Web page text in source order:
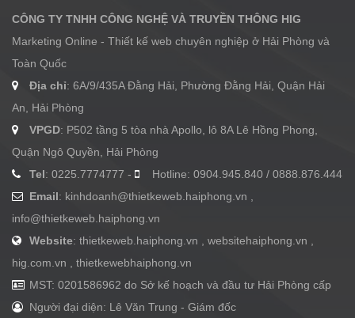
CÔNG TY TNHH CÔNG NGHỆ VÀ TRUYỀN THÔNG HIG
Marketing Online - Thiết kế web chuyên nghiệp ở Hải Phòng và
Toàn Quốc
Địa chỉ: 6A/9/435A Đằng Hải, Phường Đằng Hải, Quận Hải
An, Hải Phòng
VPGD: P502 tầng 5 tòa nhà Apollo, lô 8A Lê Hồng Phong,
Quận Ngô Quyền, Hải Phòng
Tel: 0225.7774777 -
Hotline: 0904.945.840 / 0888.876.444
Email: kinhdoanh@thietkeweb.haiphong.vn
info@thietkeweb.haiphong.vn
Website: thietkeweb.haiphong.vn , websitehaiphong.vn ,
hig.com.vn , thietkewebhaiphong.vn
MST: 0201586962 do Sở kế hoạch và đầu tư Hải Phòng cấp
Người đại diện: Lê Văn Trung - Giám đốc